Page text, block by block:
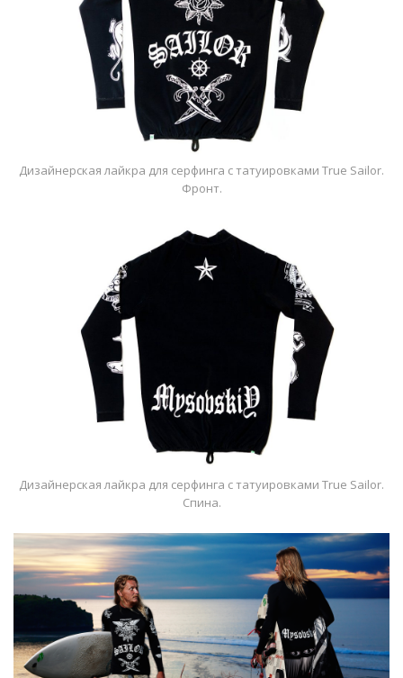
Дизайнерская лайкра для серфинга с татуировками True Sailor.
Фронт.
Дизайнерская лайкра для серфинга с татуировками True Sailor.
Спина.